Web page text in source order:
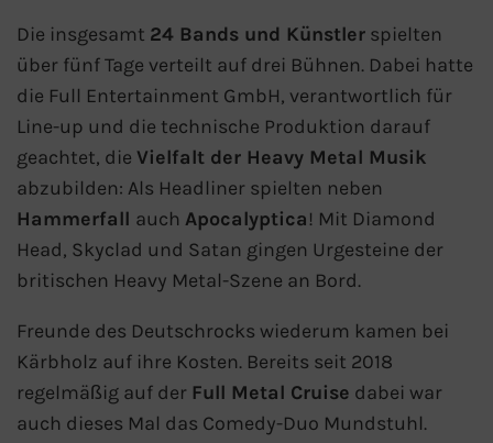
Mein Schiff Orient
Mein Schiff Nordamerika
Mein Schiff Transreisen
Mein Schiff Asien
Kanaren-Kreuzfahrt
Karibik-Kreuzfahrt
Die insgesamt 24 Bands und Künstler spielten
über fünf Tage verteilt auf drei Bühnen. Dabei hatte
die Full Entertainment GmbH, verantwortlich für
Line-up und die technische Produktion darauf
geachtet, die Vielfalt der Heavy Metal Musik
abzubilden: Als Headliner spielten neben
Hammerfall auch Apocalyptica! Mit Diamond
Head, Skyclad und Satan gingen Urgesteine der
britischen Heavy Metal-Szene an Bord.
Freunde des Deutschrocks wiederum kamen bei
Kärbholz auf ihre Kosten. Bereits seit 2018
regelmäßig auf der Full Metal Cruise dabei war
auch dieses Mal das Comedy-Duo Mundstuhl.